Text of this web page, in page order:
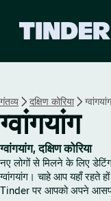
गंतव्य दक्षिण कोरिया ग्वांगयांग
ग्वांगयांग
ग्वांगयांग, दक्षिण कोरिया
नए लोगों से मिलने के लिए
ग्वांगयांग। चाहे आप यहाँ रहते
Tinder पर आपको अपने